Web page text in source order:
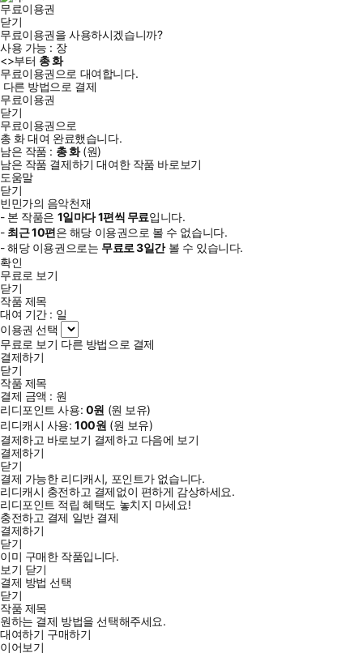
무료이용권
닫기
무료이용권을 사용하시겠습니까?
사용 가능 : 장
<>부터 총화
무료이용권으로 대여합니다.
다른 방법으로 결제
무료이용권
닫기
무료이용권으로
총 화대여 완료했습니다.
남은 작품 : 총화(원)
남은 작품 결제하기 대여한 작품 바로보기
도움말
닫기
빈민가의 음악천재
- 본 작품은 1일마다1편씩 무료입니다.
- 최근10편은 해당 이용권으로 볼 수 없습니다.
- 해당 이용권으로는 무료로3일간볼 수 있습니다.
확인
무료로 보기
닫기
작품 제목
대여 기간 : 일
이용권 선택
무료로 보기 다른 방법으로 결제
결제하기
닫기
작품 제목
결제 금액 : 원
리디포인트 사용: 0원 (원 보유)
리디캐시 사용:100원 (원 보유)
결제하고 바로보기 결제하고 다음에 보기
결제하기
닫기
결제 가능한 리디캐시, 포인트가 없습니다.
리디캐시 충전하고 결제없이 편하게 감상하세요.
리디포인트 적립 혜택도 놓치지 마세요!
충전하고 결제 일반 결제
결제하기
닫기
이미 구매한 작품입니다.
보기 닫기
결제 방법 선택
닫기
작품 제목
원하는 결제 방법을 선택해주세요.
대여하기 구매하기
이어보기